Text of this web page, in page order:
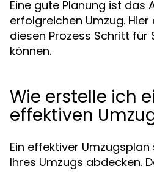
Eine gute Planung ist das
erfolgreichen Umzug. Hier
diesen Prozess Schritt für
können.
Wie erstelle ich
effektiven
Ein effektiver
Ihres Umzugs abdecken.